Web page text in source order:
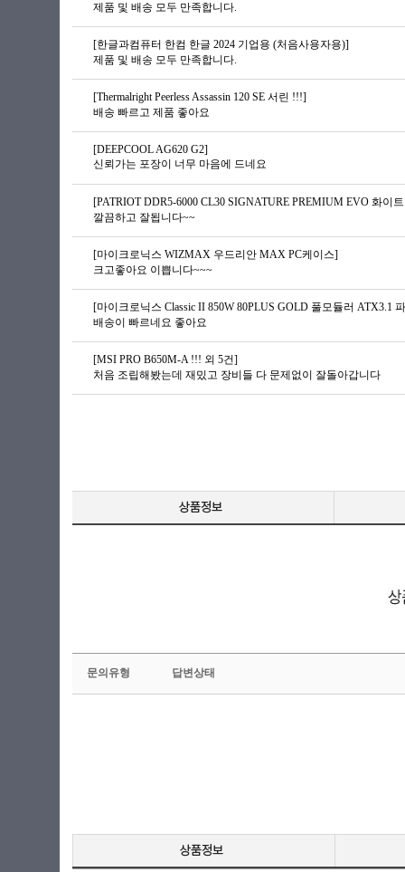
제품 및 배송 모두 만족합니다.
[한글과컴퓨터 한컴 한글 2024 기업용 (처음사용자용)]
제품 및 배송 모두 만족합니다.
[Thermalright Peerless Assassin 120 SE 서린 !!!]
배송 빠르고 제품 좋아요
[DEEPCOOL AG620 G2]
신뢰가는 포장이 너무 마음에 드네요
[PATRIOT DDR5-6000 CL30 SIGNATURE PREMIUM EVO 화이
깔끔하고 잘됩니다~~
[마이크로닉스 WIZMAX 우드리안 MAX PC케이스]
크고좋아요 이쁩니다~~~
[마이크로닉스 Classic II 850W 80PLUS GOLD 풀모듈러 ATX3.1
배송이 빠르네요 좋아요
[MSI PRO B650M-A !!! 외 5건]
처음 조립해봤는데 재밌고 장비들 다 문제없이 잘돌아갑니다
문의유형 답변상태